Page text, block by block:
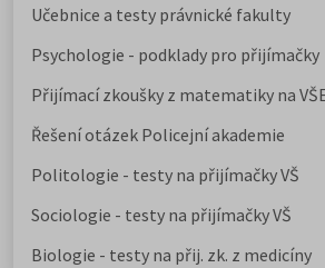
Učebnice a testy právnické fakulty
Psychologie - podklady pro přijímačky
Přijímací zkoušky z matematiky na
Řešení otázek Policejní akademie
Politologie - testy na přijímačky VŠ
Sociologie - testy na přijímačky VŠ
Biologie - testy na přij. zk. z medicíny